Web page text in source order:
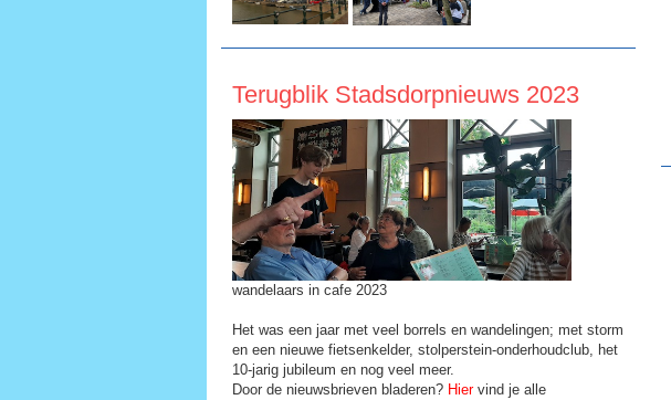
Terugblik Stadsdorpnieuws 2023
wandelaars in cafe 2023
Het was een jaar met veel borrels en wandelingen; met storm
en een nieuwe fietsenkelder, stolperstein-onderhoudclub, het
10-jarig jubileum en nog veel meer.
Door de nieuwsbrieven bladeren? Hiervind je alle